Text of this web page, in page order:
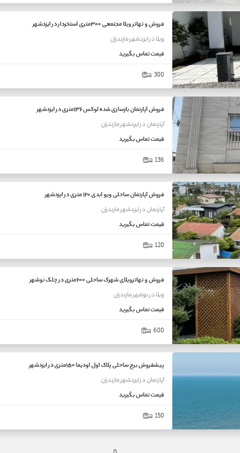
فروش و تهاتر ویلا مجتمعی ۳۰۰متری استخردار در ایزدشهر
ویلادرایزدشهرمازندران
قیمتتماس بگیرید
300
فروش آپارتمان بازسازی شده لوکس ۱۳۶متری در ایزدشهر
آپارتماندرایزدشهرمازندران
قیمتتماس بگیرید
136
فروش آپارتمان ساحلی ویو ابدی ۱۲۰ متری در ایزدشهر
آپارتماندرایزدشهرمازندران
قیمتتماس بگیرید
120
فروش و تهاترویلای شهرک ساحلی ۶۰۰متری در چلک نوشهر
ویلادرنوشهرمازندران
قیمتتماس بگیرید
600
پیشفروش برج ساحلی پلاک اول اودیما ۱۵۰متری در ایزدشهر
آپارتماندرایزدشهرمازندران
قیمتتماس بگیرید
150